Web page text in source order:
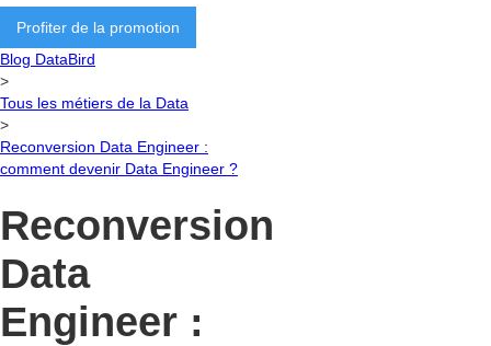
Profiter de la promotion
Blog DataBird
>
Tous les métiers de la Data
>
Reconversion Data Engineer :
comment devenir Data Engineer ?
Reconversion
Data
Engineer :